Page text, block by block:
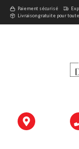
Paiement sécurisé
Livraison gratuite pour